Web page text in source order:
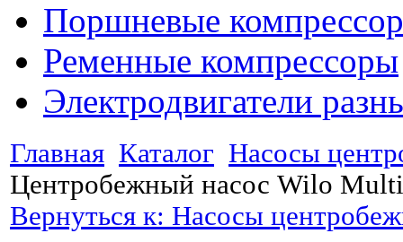
Поршневые
Ременные компрессоры
Электродвигатели
Главная Каталог Насосы
Центробежный насос Wilo
Вернуться к: Насосы